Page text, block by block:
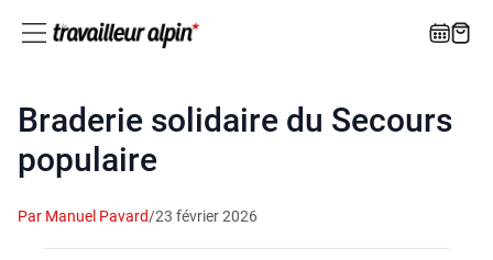
Braderie solidaire du Secours
populaire
Par Manuel Pavard/23 février 2026